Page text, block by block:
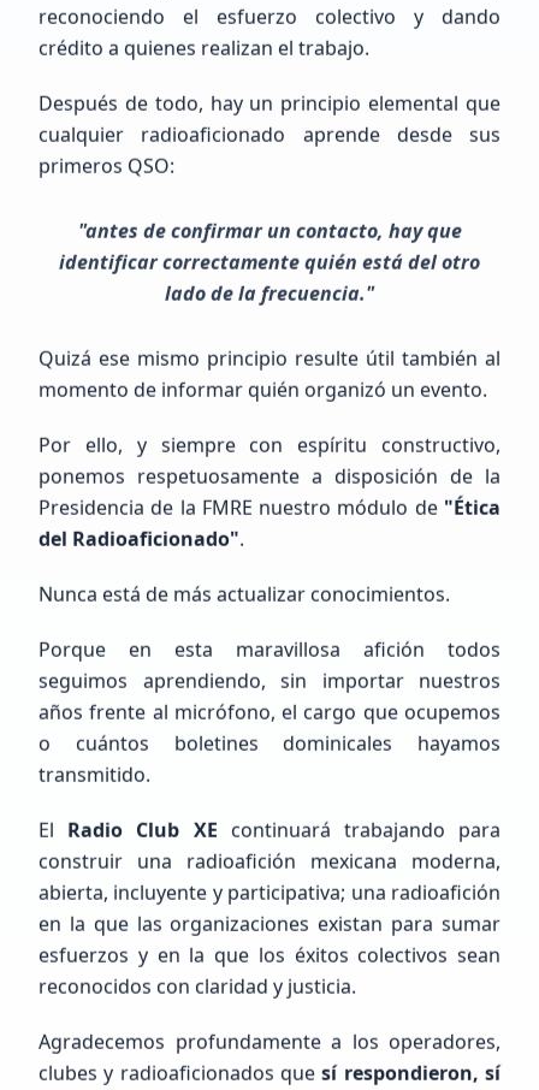
MIGUEL ANGELLOPEZ ALONZO
Principiante (SWL / Aspirante)
México, GUERRERO, LA UNION DE ISIDORO MONTES DE OCA
Próximos Eventos Calendario completo
FEED RSS
Problema de Conexión RSS
Error al obtener noticias: Failed to fetch RSS feed
Reintentar
reconociendo el esfuerzo colectivo y dando
crédito a quienes realizan el trabajo.
Después de todo, hay un principio elemental que
cualquier radioaficionado aprende desde sus
primeros QSO:
"antes de confirmar un contacto, hay que
identificar correctamente quién está del otro
lado de la frecuencia."
Quizá ese mismo principio resulte útil también al
momento de informar quién organizó un evento.
Por ello, y siempre con espíritu constructivo,
ponemos respetuosamente a disposición de la
Presidencia de la FMRE nuestro módulo de "Ética
del Radioaficionado".
Nunca está de más actualizar conocimientos.
Porque en esta maravillosa afición todos
seguimos aprendiendo, sin importar nuestros
años frente al micrófono, el cargo que ocupemos
o cuántos boletines dominicales hayamos
transmitido.
El Radio Club XE continuará trabajando para
construir una radioafición mexicana moderna,
abierta, incluyente y participativa; una radioafición
en la que las organizaciones existan para sumar
esfuerzos y en la que los éxitos colectivos sean
reconocidos con claridad y justicia.
Agradecemos profundamente a los operadores,
clubes y radioaficionados quesí respondieron, sí